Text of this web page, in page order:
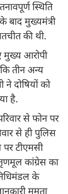
स्थिति
बाद मुख्यमंत्री
की थी.
मुख्य आरोपी
तीन अन्य
ने दोषियों को
है.
से फोन पर
से ही पुलिस
टीएमसी
कांग्रेस का
के